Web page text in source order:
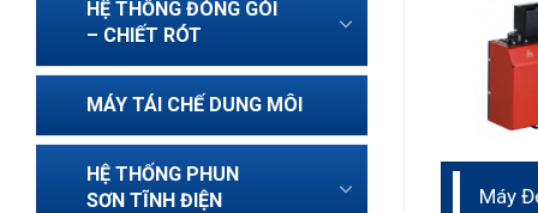
HỆ THỐNG ĐÓNG GÓI
– CHIẾT RÓT
MÁY TÁI CHẾ DUNG MÔI
HỆ THỐNG PHUN
SƠN TĨNH ĐIỆN
Máy